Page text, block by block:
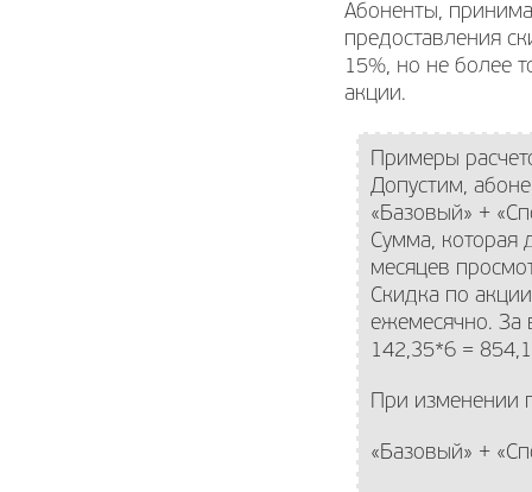
Абоненты,
предоставления
15%, но не более
акции.
Примеры
Допустим,
«Базовый» +
Сумма, которая
месяцев
Скидка по
ежемесячно. За
142,35*6 =
При изменении
«Базовый» +